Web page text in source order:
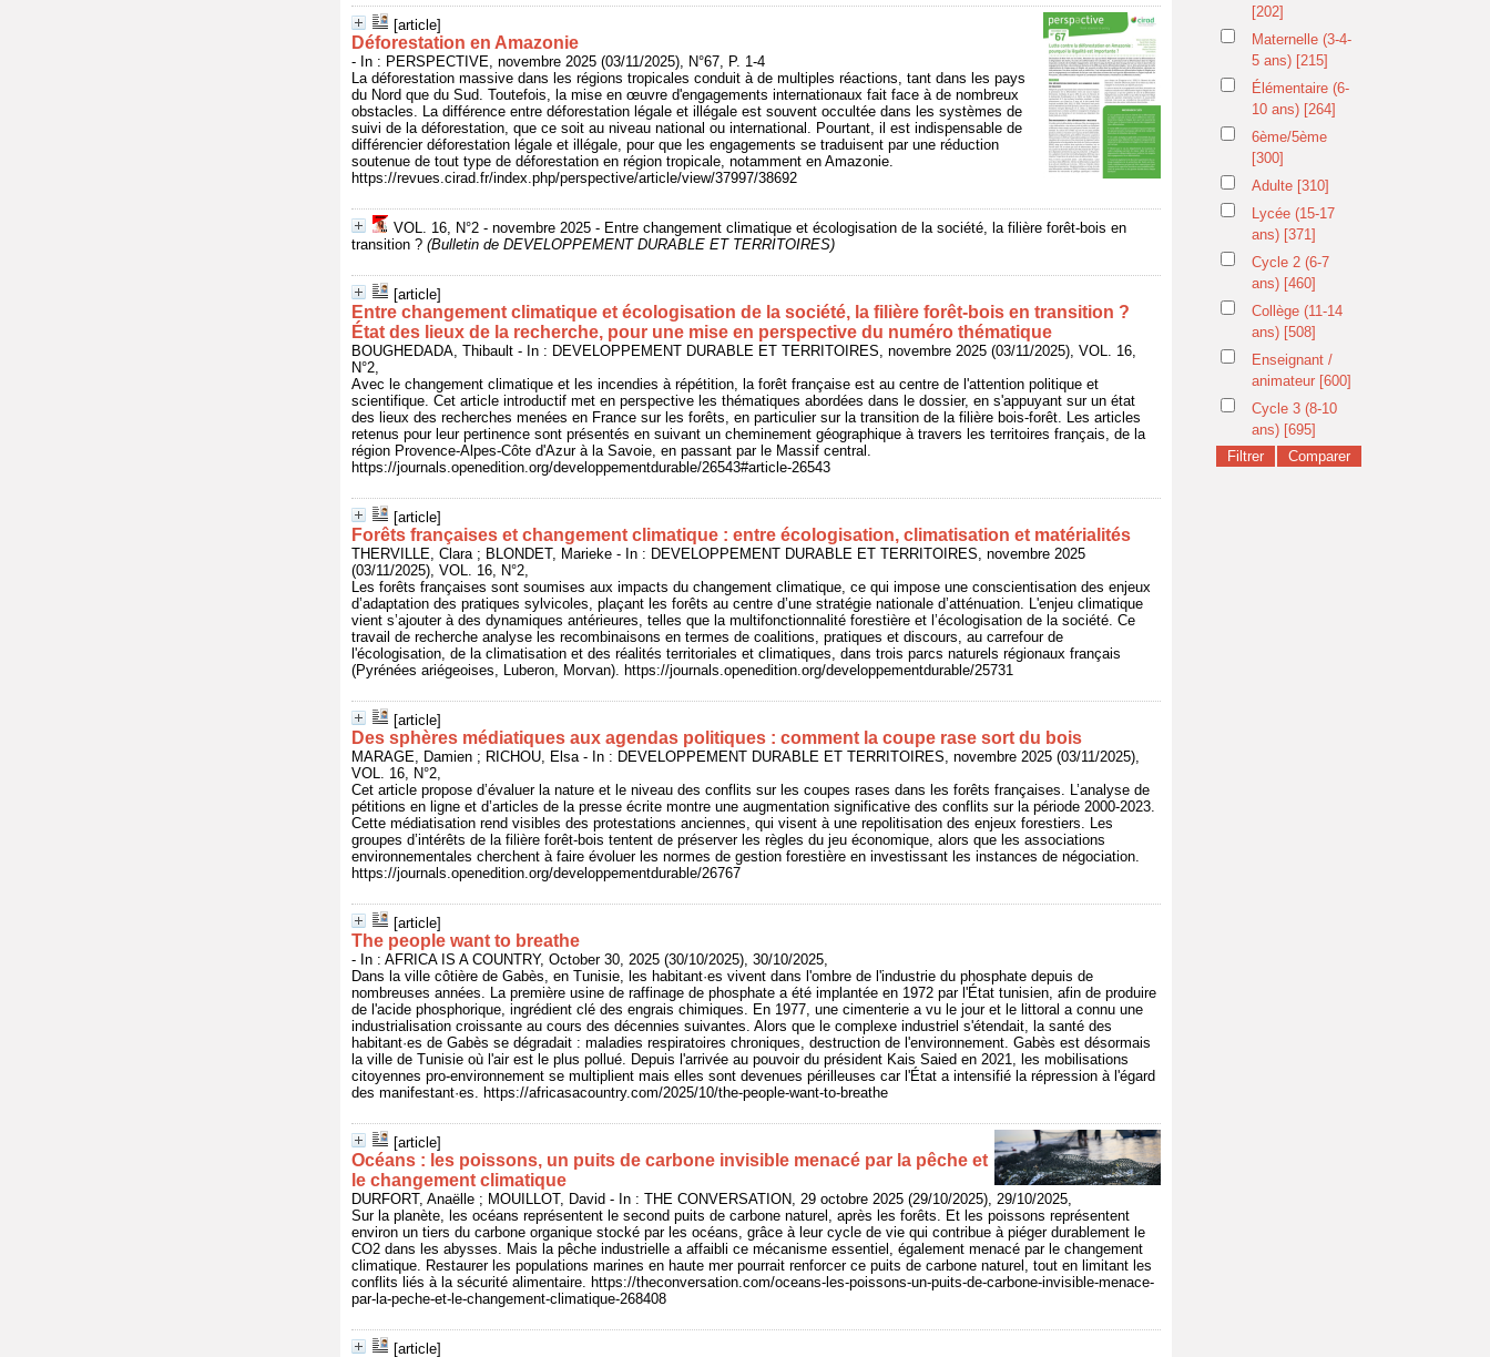
[article]
Déforestation en Amazonie
- In : PERSPECTIVE, novembre 2025 (03/11/2025), N°67, P. 1-4
La déforestation massive dans les régions tropicales conduit à de multiples réactions, tant dans les pays
du Nord que du Sud. Toutefois, la mise en œuvre d'engagements internationaux fait face à de nombreux
obstacles. La différence entre déforestation légale et illégale est souvent occultée dans les systèmes de
suivi de la déforestation, que ce soit au niveau national ou international. Pourtant, il est indispensable de
différencier déforestation légale et illégale, pour que les engagements se traduisent par une réduction
soutenue de tout type de déforestation en région tropicale, notamment en Amazonie.
https://revues.cirad.fr/index.php/perspective/article/view/37997/38692
VOL. 16, N°2 - novembre 2025 - Entre changement climatique et écologisation de la société, la filière forêt-bois en
transition ? (Bulletin de DEVELOPPEMENT DURABLE ET TERRITOIRES)
[article]
Entre changement climatique et écologisation de la société, la filière forêt-bois en transition ?
État des lieux de la recherche, pour une mise en perspective du numéro thématique
BOUGHEDADA, Thibault - In : DEVELOPPEMENT DURABLE ET TERRITOIRES, novembre 2025 (03/11/2025), VOL. 16,
N°2,
Avec le changement climatique et les incendies à répétition, la forêt française est au centre de l'attention politique et
scientifique. Cet article introductif met en perspective les thématiques abordées dans le dossier, en s'appuyant sur un état
des lieux des recherches menées en France sur les forêts, en particulier sur la transition de la filière bois-forêt. Les articles
retenus pour leur pertinence sont présentés en suivant un cheminement géographique à travers les territoires français, de la
région Provence-Alpes-Côte d'Azur à la Savoie, en passant par le Massif central.
https://journals.openedition.org/developpementdurable/26543#article-26543
[article]
Forêts françaises et changement climatique : entre écologisation, climatisation et matérialités
THERVILLE, Clara ; BLONDET, Marieke - In : DEVELOPPEMENT DURABLE ET TERRITOIRES, novembre 2025
(03/11/2025), VOL. 16, N°2,
Les forêts françaises sont soumises aux impacts du changement climatique, ce qui impose une conscientisation des enjeux
d’adaptation des pratiques sylvicoles, plaçant les forêts au centre d’une stratégie nationale d’atténuation. L'enjeu climatique
vient s’ajouter à des dynamiques antérieures, telles que la multifonctionnalité forestière et l’écologisation de la société. Ce
travail de recherche analyse les recombinaisons en termes de coalitions, pratiques et discours, au carrefour de
l'écologisation, de la climatisation et des réalités territoriales et climatiques, dans trois parcs naturels régionaux français
(Pyrénées ariégeoises, Luberon, Morvan). https://journals.openedition.org/developpementdurable/25731
[article]
Des sphères médiatiques aux agendas politiques : comment la coupe rase sort du bois
MARAGE, Damien ; RICHOU, Elsa - In : DEVELOPPEMENT DURABLE ET TERRITOIRES, novembre 2025 (03/11/2025),
VOL. 16, N°2,
Cet article propose d’évaluer la nature et le niveau des conflits sur les coupes rases dans les forêts françaises. L’analyse de
pétitions en ligne et d’articles de la presse écrite montre une augmentation significative des conflits sur la période 2000-2023.
Cette médiatisation rend visibles des protestations anciennes, qui visent à une repolitisation des enjeux forestiers. Les
groupes d’intérêts de la filière forêt-bois tentent de préserver les règles du jeu économique, alors que les associations
environnementales cherchent à faire évoluer les normes de gestion forestière en investissant les instances de négociation.
https://journals.openedition.org/developpementdurable/26767
[article]
The people want to breathe
- In : AFRICA IS A COUNTRY, October 30, 2025 (30/10/2025), 30/10/2025,
Dans la ville côtière de Gabès, en Tunisie, les habitant·es vivent dans l'ombre de l'industrie du phosphate depuis de
nombreuses années. La première usine de raffinage de phosphate a été implantée en 1972 par l'État tunisien, afin de produire
de l'acide phosphorique, ingrédient clé des engrais chimiques. En 1977, une cimenterie a vu le jour et le littoral a connu une
industrialisation croissante au cours des décennies suivantes. Alors que le complexe industriel s'étendait, la santé des
habitant·es de Gabès se dégradait : maladies respiratoires chroniques, destruction de l'environnement. Gabès est désormais
la ville de Tunisie où l'air est le plus pollué. Depuis l'arrivée au pouvoir du président Kais Saied en 2021, les mobilisations
citoyennes pro-environnement se multiplient mais elles sont devenues périlleuses car l'État a intensifié la répression à l'égard
des manifestant·es. https://africasacountry.com/2025/10/the-people-want-to-breathe
[article]
Océans : les poissons, un puits de carbone invisible menacé par la pêche et
le changement climatique
DURFORT, Anaëlle ; MOUILLOT, David - In : THE CONVERSATION, 29 octobre 2025 (29/10/2025), 29/10/2025,
Sur la planète, les océans représentent le second puits de carbone naturel, après les forêts. Et les poissons représentent
environ un tiers du carbone organique stocké par les océans, grâce à leur cycle de vie qui contribue à piéger durablement le
CO2 dans les abysses. Mais la pêche industrielle a affaibli ce mécanisme essentiel, également menacé par le changement
climatique. Restaurer les populations marines en haute mer pourrait renforcer ce puits de carbone naturel, tout en limitant les
conflits liés à la sécurité alimentaire. https://theconversation.com/oceans-les-poissons-un-puits-de-carbone-invisible-menace-
par-la-peche-et-le-changement-climatique-268408
[article]
[202]
Maternelle (3-4-
5 ans) [215]
Élémentaire (6-
10 ans) [264]
6ème/5ème
[300]
Adulte [310]
Lycée (15-17
ans) [371]
Cycle 2 (6-7
ans) [460]
Collège (11-14
ans) [508]
Enseignant /
animateur [600]
Cycle 3 (8-10
ans) [695]